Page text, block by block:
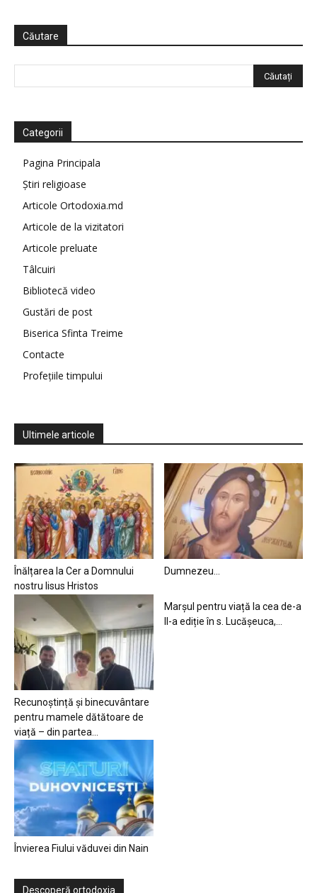
Căutare
Categorii
Pagina Principala
Știri religioase
Articole Ortodoxia.md
Articole de la vizitatori
Articole preluate
Tâlcuiri
Bibliotecă video
Gustări de post
Biserica Sfinta Treime
Contacte
Profețiile timpului
Ultimele articole
Înălțarea la Cer a Domnului
nostru Iisus Hristos
Dumnezeu…
Recunoștință și binecuvântare
pentru mamele dătătoare de
viață – din partea...
Marșul pentru viață la cea de-a
II-a ediție în s. Lucășeuca,...
Învierea Fiului văduvei din Nain
Descoperă ortodoxia